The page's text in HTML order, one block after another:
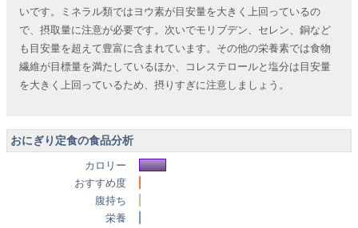
いです。ミネラル類ではヨウ素が目安量を大きく上回っているの
で、摂取量に注意が必要です。次いでモリブデン、セレン、銅など
も目安量を超えて豊富に含まれています。その他の栄養素では食物
繊維が目標量を満たしているほか、コレステロールと塩分は目安量
を大きく上回っているため、摂りすぎに注意しましょう。
おにぎり定食の食品分析
カロリー
おすすめ度
腹持ち
栄養